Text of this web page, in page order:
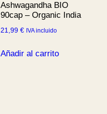
Ashwagandha BIO
90cap – Organic India
21,99€ IVA incluido
Añadir al carrito